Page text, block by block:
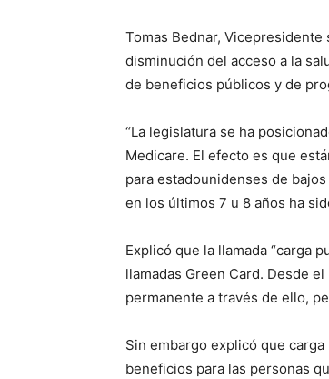
Tomas Bednar,
disminución del acceso a la
de beneficios públicos y de
“La legislatura se ha
Medicare. El efecto es que
para estadounidenses de
en los últimos 7 u 8 años ha
Explicó que la llamada “carga
llamadas Green Card. Desde
permanente a través de ello,
Sin embargo explicó que
beneficios para las personas